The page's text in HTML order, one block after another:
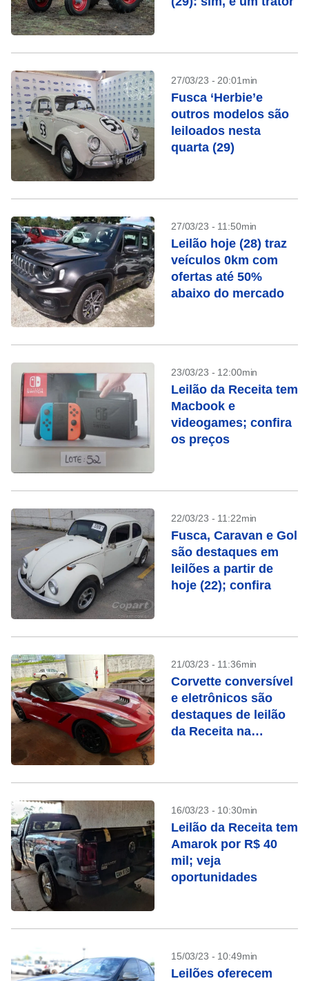
27/03/23 - 20:01min
Fusca ‘Herbie’e
outros modelos são
leiloados nesta
quarta (29)
27/03/23 - 11:50min
Leilão hoje (28) traz
veículos 0km com
ofertas até 50%
abaixo do mercado
23/03/23 - 12:00min
Leilão da Receita tem
Macbook e
videogames; confira
os preços
22/03/23 - 11:22min
Fusca, Caravan e Gol
são destaques em
leilões a partir de
hoje (22); confira
21/03/23 - 11:36min
Corvette conversível
e eletrônicos são
destaques de leilão
da Receita na
16/03/23 - 10:30min
Leilão da Receita tem
Amarok por R$ 40
mil; veja
oportunidades
15/03/23 - 10:49min
Leilões oferecem